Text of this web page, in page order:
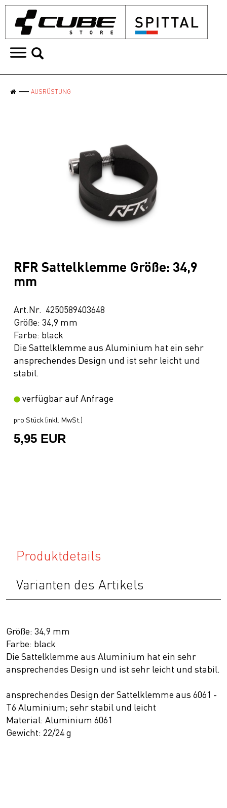
AUSRÜSTUNG
RFR Sattelklemme Größe: 34,9
mm
Art.Nr. 4250589403648
Größe: 34,9 mm
Farbe: black
Die Sattelklemme aus Aluminium hat ein sehr
ansprechendes Design und ist sehr leicht und
stabil.
verfügbar auf Anfrage
pro Stück (inkl. MwSt.)
5,95 EUR
Produktdetails
Varianten des Artikels
Größe: 34,9 mm
Farbe: black
Die Sattelklemme aus Aluminium hat ein sehr
ansprechendes Design und ist sehr leicht und stabil.
ansprechendes Design der Sattelklemme aus 6061 -
T6 Aluminium; sehr stabil und leicht
Material: Aluminium 6061
Gewicht: 22/24 g